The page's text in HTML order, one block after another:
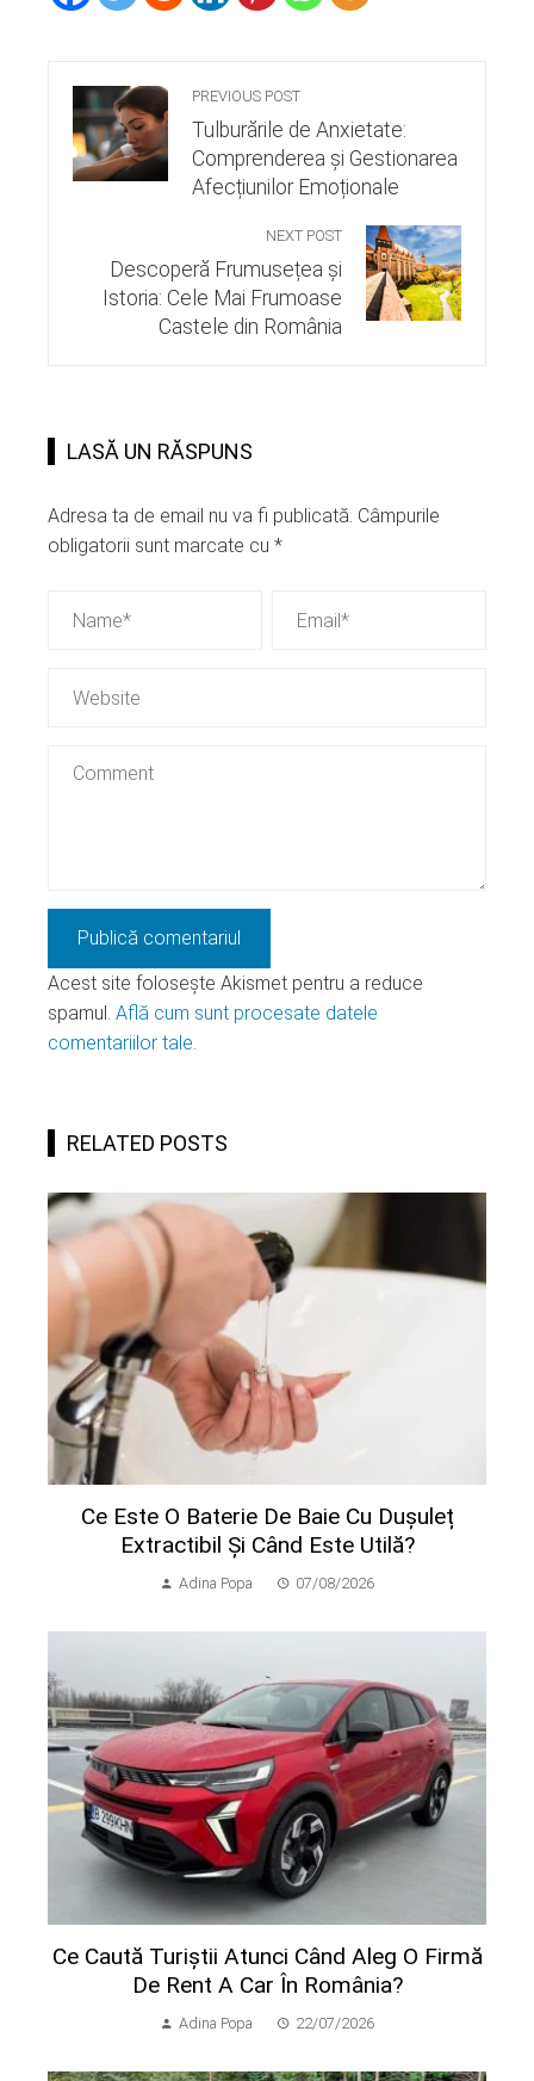
PREVIOUS POST
Tulburările de Anxietate:
Comprenderea și Gestionarea
Afecțiunilor Emoționale
NEXT POST
Descoperă Frumusețea și
Istoria: Cele Mai Frumoase
Castele din România
LASĂ UN RĂSPUNS
Adresa ta de email nu va fi publicată. Câmpurile
obligatorii sunt marcate cu *
Acest site folosește Akismet pentru a reduce
spamul. Află cum sunt procesate datele
comentariilor tale.
RELATED POSTS
Ce Este O Baterie De Baie Cu Dușuleț
Extractibil Și Când Este Utilă?
Adina Popa 07/08/2026
Ce Caută Turiștii Atunci Când Aleg O Firmă
De Rent A Car În România?
Adina Popa 22/07/2026